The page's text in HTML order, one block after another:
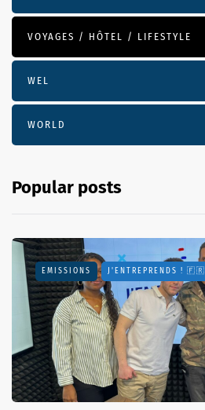
VOYAGES / HÔTEL / LIFESTYLE
WEL
WORLD
Popular posts
EMISSIONS J'ENTREPRENDS ! 🇫🇷